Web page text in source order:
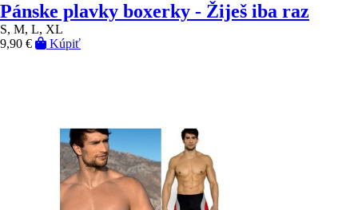
Pánske plavky boxerky - Žiješ iba raz
S, M, L, XL
9,90 €
Kúpiť